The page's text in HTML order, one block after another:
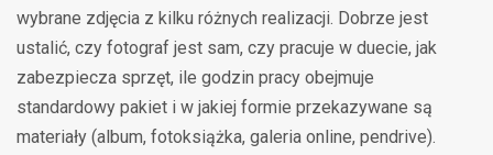
wybrane zdjęcia z kilku różnych realizacji. Dobrze jest
ustalić, czy fotograf jest sam, czy pracuje w duecie, jak
zabezpiecza sprzęt, ile godzin pracy obejmuje
standardowy pakiet i w jakiej formie przekazywane są
materiały (album, fotoksiążka, galeria online, pendrive).